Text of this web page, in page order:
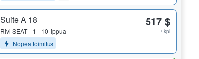
Suite A 18
Rivi SEAT
1 - 10 lippua
Nopea toimitus
517 $
/ kpl